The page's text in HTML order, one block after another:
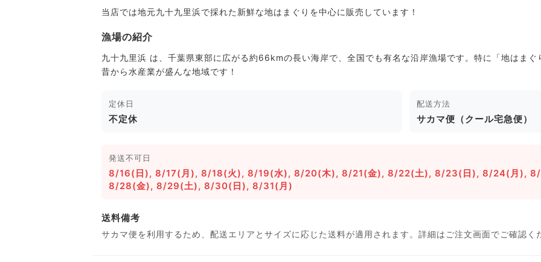
当店では地元九十九里浜で採れた新鮮な地はまぐりを中心に販売しています！
漁場の紹介
九十九里浜 は、千葉県東部に広がる約66kmの長い海岸で、全国でも有名な沿岸漁場です。特に「地はま
昔から水産業が盛んな地域です！
定休日
不定休
配送方法
サカマ便（クール宅急便）
発送不可日
8/16(日), 8/17(月), 8/18(火), 8/19(水), 8/20(木), 8/21(金), 8/22(土), 8/23(日), 8/24(月),
8/28(金), 8/29(土), 8/30(日), 8/31(月)
送料備考
サカマ便を利用するため、配送エリアとサイズに応じた送料が適用されます。詳細はご注文画面でご確認く